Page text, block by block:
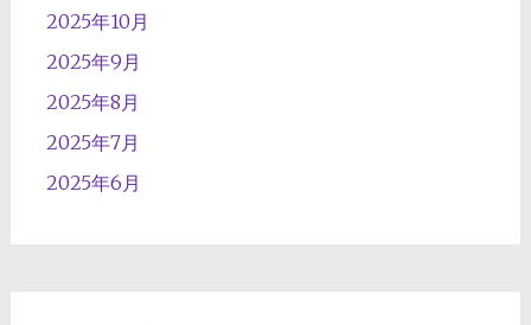
2025年10月
2025年9月
2025年8月
2025年7月
2025年6月